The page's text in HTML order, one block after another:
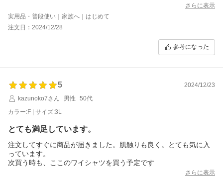
さらに表示
実用品・普段使い｜家族へ｜はじめて
注文日：2024/12/28
参考になった
5
2024/12/23
kazunoko7さん
男性
50代
カラー:F | サイズ:3L
とても満足しています。
注文してすぐに商品が届きました。肌触りも良く。とても気に入
っています。
次買う時も、ここのワイシャツを買う予定です
さらに表示